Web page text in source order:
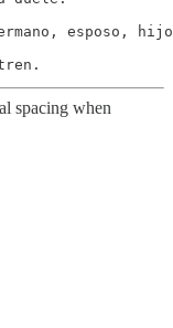
esposo,
spacing when